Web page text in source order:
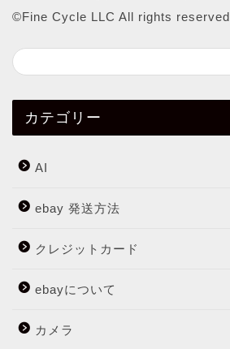
©︎Fine Cycle LLC All rights reserved
カテゴリー
AI
ebay 発送方法
クレジットカード
ebayについて
カメラ